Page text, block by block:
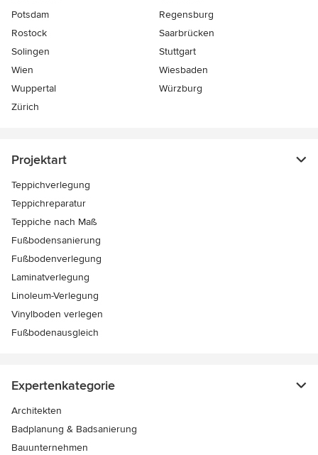
Potsdam
Regensburg
Rostock
Saarbrücken
Solingen
Stuttgart
Wien
Wiesbaden
Wuppertal
Würzburg
Zürich
Projektart
Teppichverlegung
Teppichreparatur
Teppiche nach Maß
Fußbodensanierung
Fußbodenverlegung
Laminatverlegung
Linoleum-Verlegung
Vinylboden verlegen
Fußbodenausgleich
Expertenkategorie
Architekten
Badplanung & Badsanierung
Bauunternehmen